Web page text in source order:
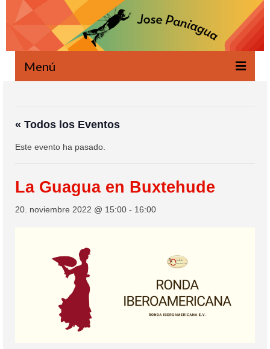
Menú
Novedades
Escrito
Proyectos
Colaboración
Sobre mi
Contacto
« Todos los Eventos
Este evento ha pasado.
La Guagua en Buxtehude
20. noviembre 2022 @ 15:00 - 16:00